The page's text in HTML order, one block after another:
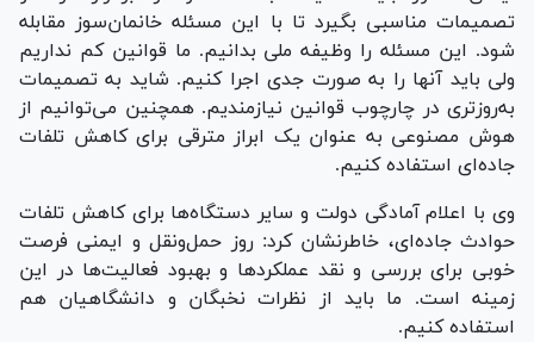
تصمیمات مناسبی بگیرد تا با این مسئله خانمان‌سوز مقابله
شود. این مسئله را وظیفه ملی بدانیم. ما قوانین کم نداریم
ولی باید آنها را به صورت جدی اجرا کنیم. شاید به تصمیمات
به‌روز‌تری در چارچوب قوانین نیازمندیم. همچنین می‌توانیم از
هوش مصنوعی به عنوان یک ابراز مترقی برای کاهش تلفات
جاده‌ای استفاده کنیم.
وی با اعلام آمادگی دولت و سایر دستگاه‌ها برای کاهش تلفات
حوادث جاده‌ای، خاطرنشان کرد: روز حمل‌ونقل و ایمنی فرصت
خوبی برای بررسی و نقد عملکرد‌ها و بهبود فعالیت‌ها در این
زمینه است. ما باید از نظرات نخبگان و دانشگاهیان هم
استفاده کنیم.